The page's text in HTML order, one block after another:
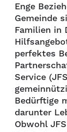
Enge
Gemeinde
Familien in
perfektes
Service
Bedürftige
darunter
Obwohl